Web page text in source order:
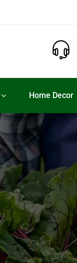
Home Decor